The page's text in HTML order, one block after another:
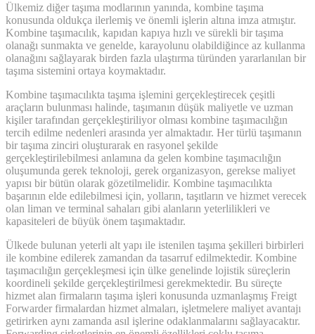
Ülkemiz diğer taşıma modlarının yanında, kombine taşıma
konusunda oldukça ilerlemiş ve önemli işlerin altına imza atmıştır.
Kombine taşımacılık, kapıdan kapıya hızlı ve sürekli bir taşıma
olanağı sunmakta ve genelde, karayolunu olabildiğince az kullanma
olanağını sağlayarak birden fazla ulaştırma türünden yararlanılan bir
taşıma sistemini ortaya koymaktadır.
Kombine taşımacılıkta taşıma işlemini gerçekleştirecek çeşitli
araçların bulunması halinde, taşımanın düşük maliyetle ve uzman
kişiler tarafından gerçekleştiriliyor olması kombine taşımacılığın
tercih edilme nedenleri arasında yer almaktadır. Her türlü taşımanın
bir taşıma zinciri oluşturarak en rasyonel şekilde
gerçekleştirilebilmesi anlamına da gelen kombine taşımacılığın
oluşumunda gerek teknoloji, gerek organizasyon, gerekse maliyet
yapısı bir bütün olarak gözetilmelidir. Kombine taşımacılıkta
başarının elde edilebilmesi için, yolların, taşıtların ve hizmet verecek
olan liman ve terminal sahaları gibi alanların yeterlilikleri ve
kapasiteleri de büyük önem taşımaktadır.
Ülkede bulunan yeterli alt yapı ile istenilen taşıma şekilleri birbirleri
ile kombine edilerek zamandan da tasarruf edilmektedir. Kombine
taşımacılığın gerçekleşmesi için ülke genelinde lojistik süreçlerin
koordineli şekilde gerçekleştirilmesi gerekmektedir. Bu süreçte
hizmet alan firmaların taşıma işleri konusunda uzmanlaşmış Freigt
Forwarder firmalardan hizmet almaları, işletmelere maliyet avantajı
getirirken aynı zamanda asıl işlerine odaklanmalarını sağlayacaktır.